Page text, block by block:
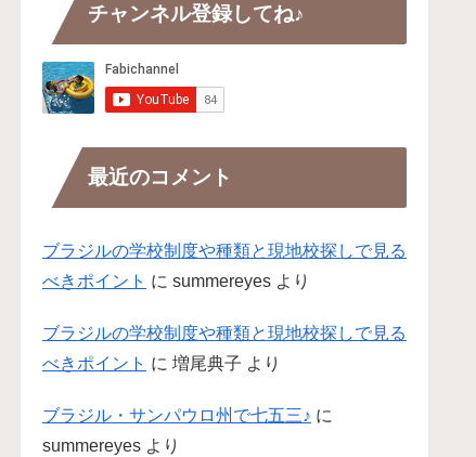
チャンネル登録してね♪
最近のコメント
ブラジルの学校制度や種類と現地校探しで見る
べきポイント に summereyes より
ブラジルの学校制度や種類と現地校探しで見る
べきポイント に 増尾典子 より
ブラジル・サンパウロ州で七五三♪ に
summereyes より